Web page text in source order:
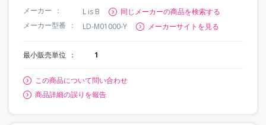
メーカー L is B
同じメーカーの商品を検索する
メーカー型番
LD-M01000-Y メーカーサイトを見る
最小販売単位 1
この商品について問い合わせ
商品詳細の誤りを報告